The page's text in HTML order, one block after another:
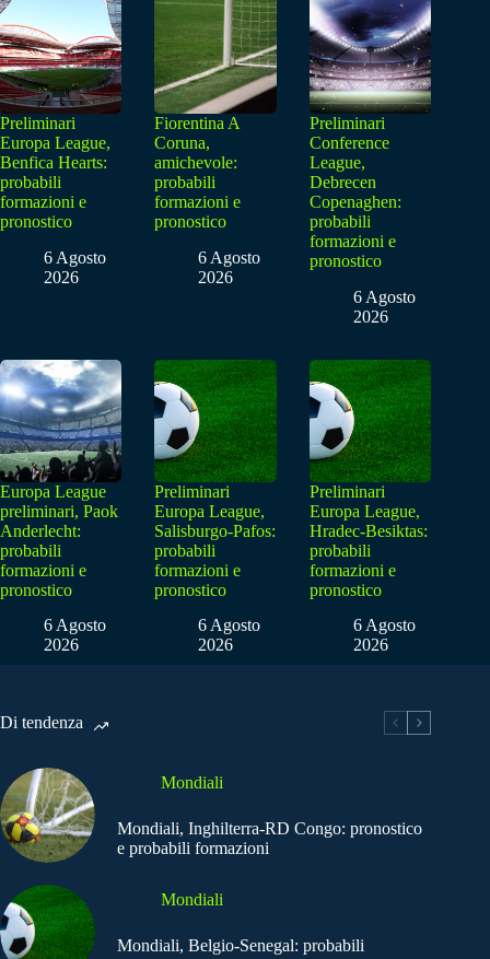
Preliminari
Europa League,
Benfica Hearts:
probabili
formazioni e
pronostico
6 Agosto
2026
Fiorentina A
Coruna,
amichevole:
probabili
formazioni e
pronostico
6 Agosto
2026
Preliminari
Conference
League,
Debrecen
Copenaghen:
probabili
formazioni e
pronostico
6 Agosto
2026
Europa League
preliminari, Paok
Anderlecht:
probabili
formazioni e
pronostico
6 Agosto
2026
Preliminari
Europa League,
Salisburgo-Pafos:
probabili
formazioni e
pronostico
6 Agosto
2026
Preliminari
Europa League,
Hradec-Besiktas:
probabili
formazioni e
pronostico
6 Agosto
2026
Di tendenza
Mondiali
Mondiali, Inghilterra-RD Congo: pronostico
e probabili formazioni
Mondiali
Mondiali, Belgio-Senegal: probabili